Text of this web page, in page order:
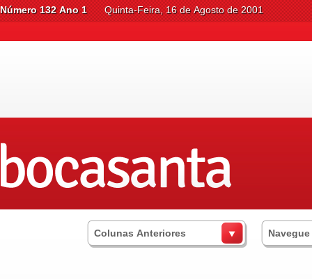
Número 132 Ano 1 Quinta-Feira, 16 de Agosto de 2001
Colunas Anteriores